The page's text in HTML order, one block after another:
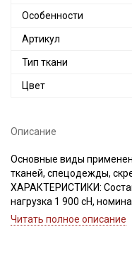
Особенности
Артикул
Тип ткани
Цвет
Описание
Основные виды
тканей, спецодежды,
ХАРАКТЕРИСТИКИ:
нагрузка 1 900 сН,
Текс(структура)- 43,5
Читать полное описание
Мы
Ознакомлен(а) с
данныхи даю
данных